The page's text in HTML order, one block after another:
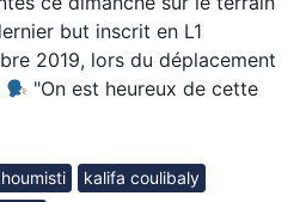
but inscrit en L1
2019, lors du déplacement
"On est heureux de cette
kalifa coulibaly